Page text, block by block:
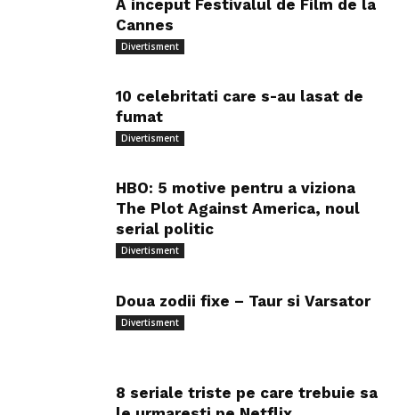
A inceput Festivalul de Film de la
Cannes
Divertisment
10 celebritati care s-au lasat de
fumat
Divertisment
HBO: 5 motive pentru a viziona
The Plot Against America, noul
serial politic
Divertisment
Doua zodii fixe – Taur si Varsator
Divertisment
8 seriale triste pe care trebuie sa